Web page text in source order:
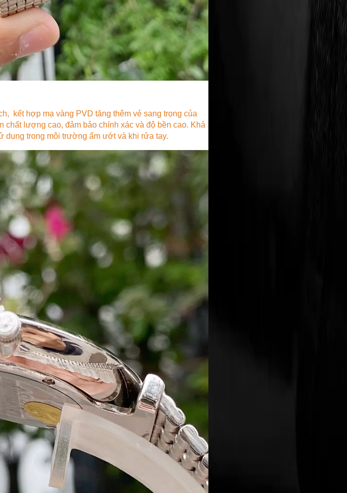
kết hợp mạ vàng PVD tăng thêm vẻ sang trọng của
chất lượng cao, đảm bảo chính xác và độ bền cao. Khả
dụng trong môi trường ẩm ướt và khi rửa tay.